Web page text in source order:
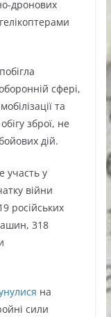
дронових
сфері,
та
зброї, не
дій.
участь у
війни
російських
318
на
сили